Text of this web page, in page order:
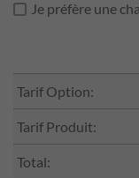
Je préfère une
Tarif Option:
Tarif Produit:
Total: